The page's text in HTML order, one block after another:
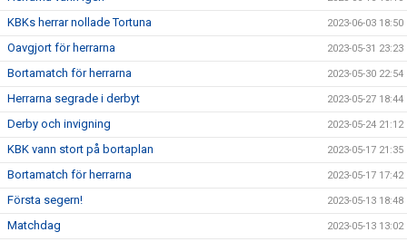
KBKs herrar nollade Tortuna 2023-06-03 18:50
Oavgjort för herrarna 2023-05-31 23:23
Bortamatch för herrarna 2023-05-30 22:54
Herrarna segrade i derbyt 2023-05-27 18:44
Derby och invigning 2023-05-24 21:12
KBK vann stort på bortaplan 2023-05-17 21:35
Bortamatch för herrarna 2023-05-17 17:42
Första segern! 2023-05-13 18:48
Matchdag 2023-05-13 13:02